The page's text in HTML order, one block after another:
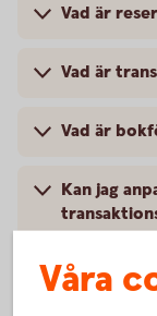
Vad är
Vad är
Vad är
Kan jag
Kan jag
Våra